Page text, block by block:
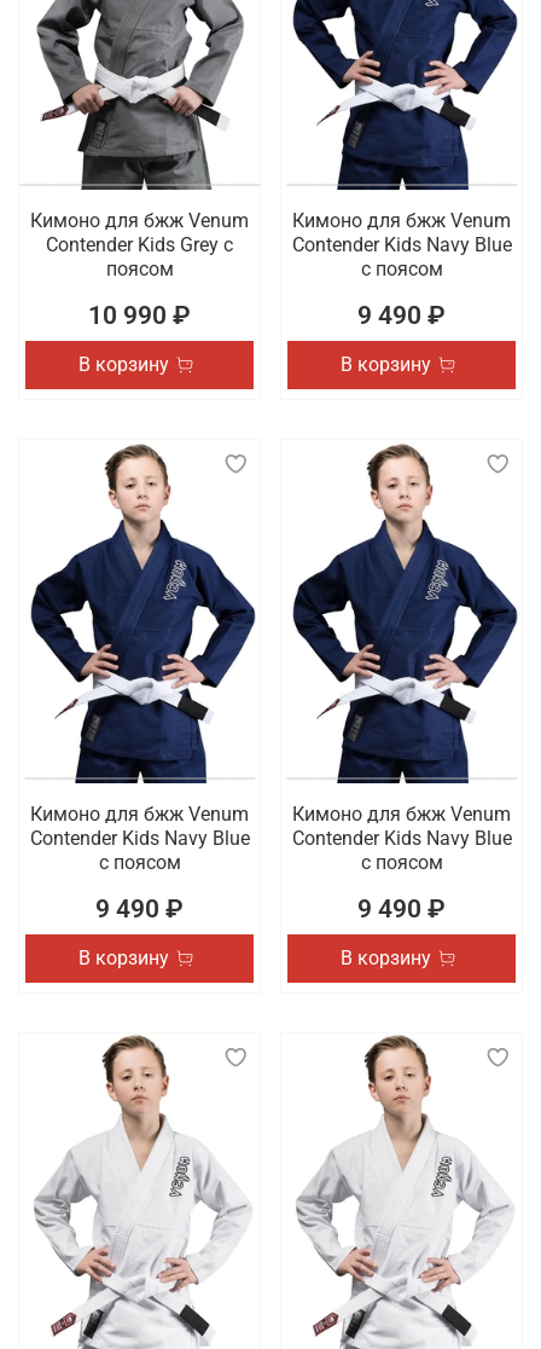
Кимоно для бжж Venum
Contender Kids Grey с
поясом
10 990 ₽
В корзину
Кимоно для бжж Venum
Contender Kids Navy Blue
с поясом
9 490 ₽
В корзину
Кимоно для бжж Venum
Contender Kids Navy Blue
с поясом
9 490 ₽
В корзину
Кимоно для бжж Venum
Contender Kids Navy Blue
с поясом
9 490 ₽
В корзину